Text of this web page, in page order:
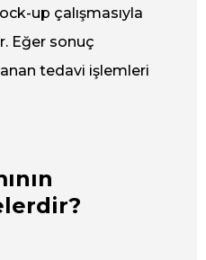
up çalışmasıyla
Eğer sonuç
tedavi işlemleri